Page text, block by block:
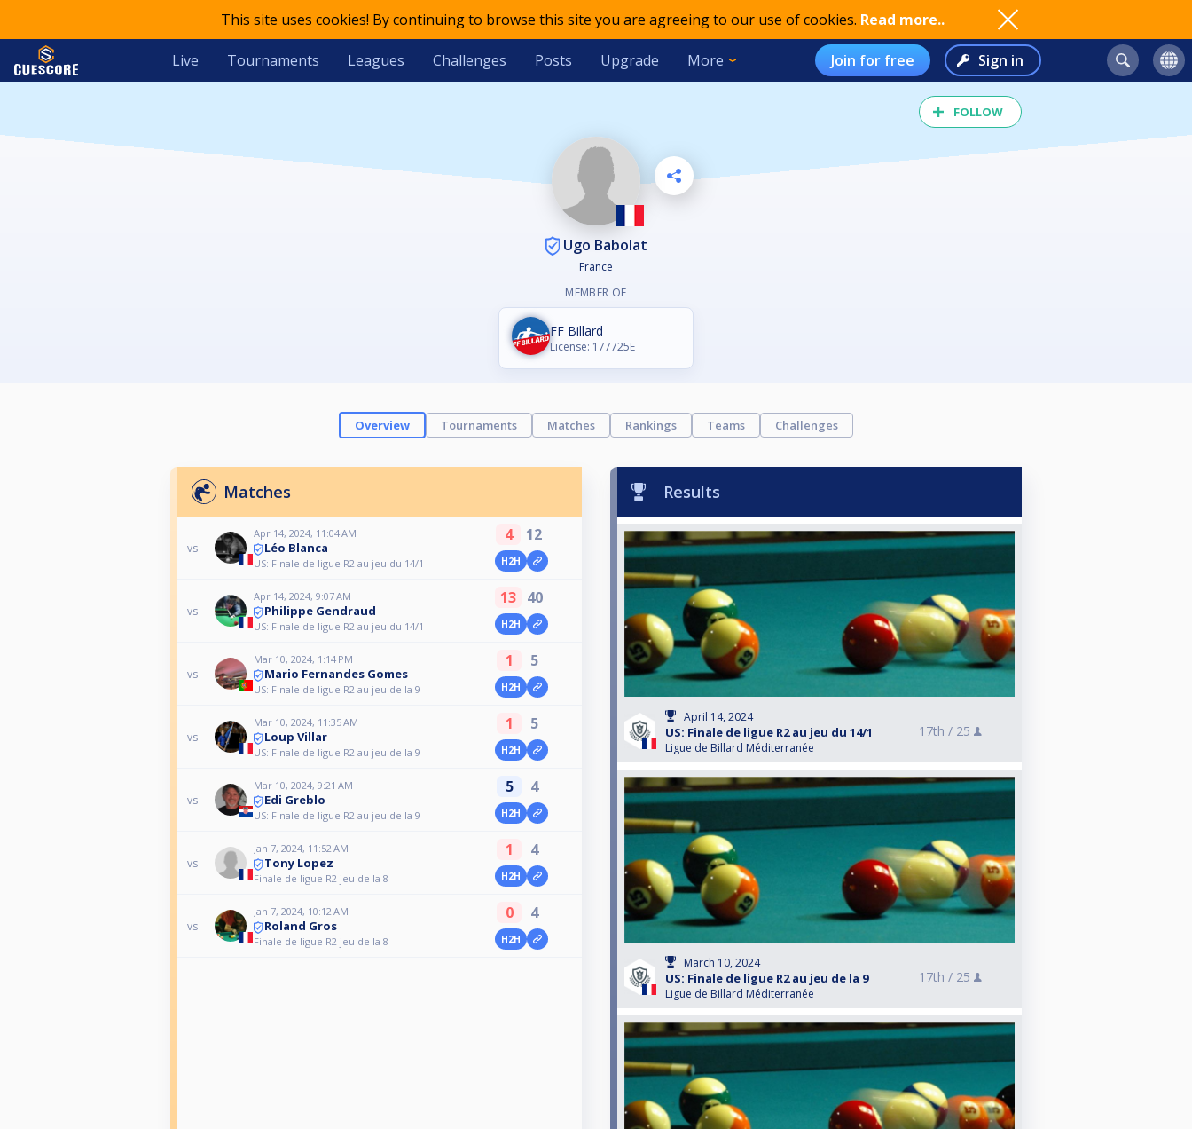
This site uses cookies! By continuing to browse this site you are agreeing to our use of cookies. Read more..
Live Tournaments Leagues Challenges Posts Upgrade More Join for free Sign in
FOLLOW
Ugo Babolat
France
MEMBER OF
FF Billard
License: 177725E
Overview Tournaments Matches Rankings Teams Challenges
Matches
vs
Apr 14, 2024, 11:04 AM
Léo Blanca
US: Finale de ligue R2 au jeu du 14/1
4 12
H2H
vs
Apr 14, 2024, 9:07 AM
Philippe Gendraud
US: Finale de ligue R2 au jeu du 14/1
13 40
H2H
vs
Mar 10, 2024, 1:14 PM
Mario Fernandes Gomes
US: Finale de ligue R2 au jeu de la 9
1 5
H2H
vs
Mar 10, 2024, 11:35 AM
Loup Villar
US: Finale de ligue R2 au jeu de la 9
1 5
H2H
vs
Mar 10, 2024, 9:21 AM
Edi Greblo
US: Finale de ligue R2 au jeu de la 9
5 4
H2H
vs
Jan 7, 2024, 11:52 AM
Tony Lopez
Finale de ligue R2 jeu de la 8
1 4
H2H
vs
Jan 7, 2024, 10:12 AM
Roland Gros
Finale de ligue R2 jeu de la 8
0 4
H2H
Results
April 14, 2024
US: Finale de ligue R2 au jeu du 14/1
Ligue de Billard Méditerranée
17th / 25
March 10, 2024
US: Finale de ligue R2 au jeu de la 9
Ligue de Billard Méditerranée
17th / 25